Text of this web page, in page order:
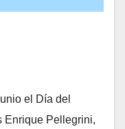
el Día del
Enrique Pellegrini,